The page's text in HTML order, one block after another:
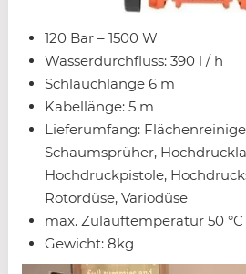
120 Bar – 1500 W
Wasserdurchfluss: 390 l / h
Schlauchlänge 6 m
Kabellänge: 5 m
Lieferumfang:
Schaumsprüher,
Hochdruckpistole,
Rotordüse, Variodüse
max. Zulauftemperatur 50 °C
Gewicht: 8kg